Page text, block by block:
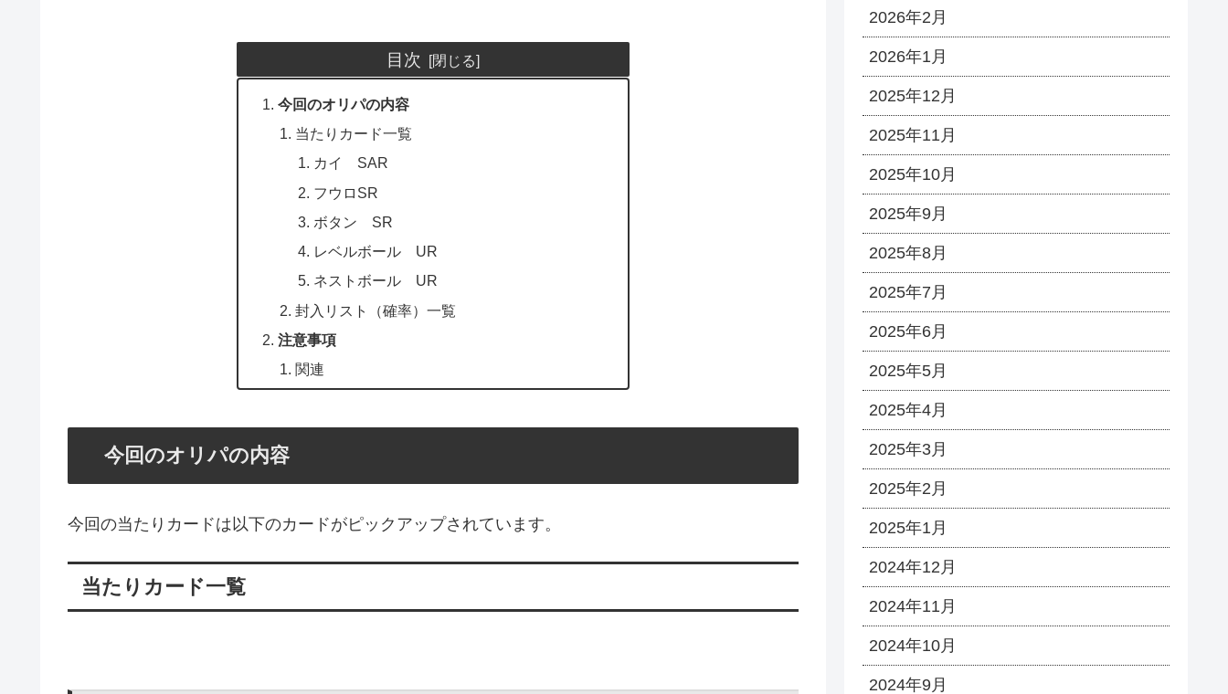
目次
今回のオリパの内容
当たりカード一覧
カイ SAR
フウロSR
ボタン SR
レベルボール UR
ネストボール UR
封入リスト（確率）一覧
注意事項
関連
今回のオリパの内容
今回の当たりカードは以下のカードがピックアップされています。
当たりカード一覧
2026年2月
2026年1月
2025年12月
2025年11月
2025年10月
2025年9月
2025年8月
2025年7月
2025年6月
2025年5月
2025年4月
2025年3月
2025年2月
2025年1月
2024年12月
2024年11月
2024年10月
2024年9月